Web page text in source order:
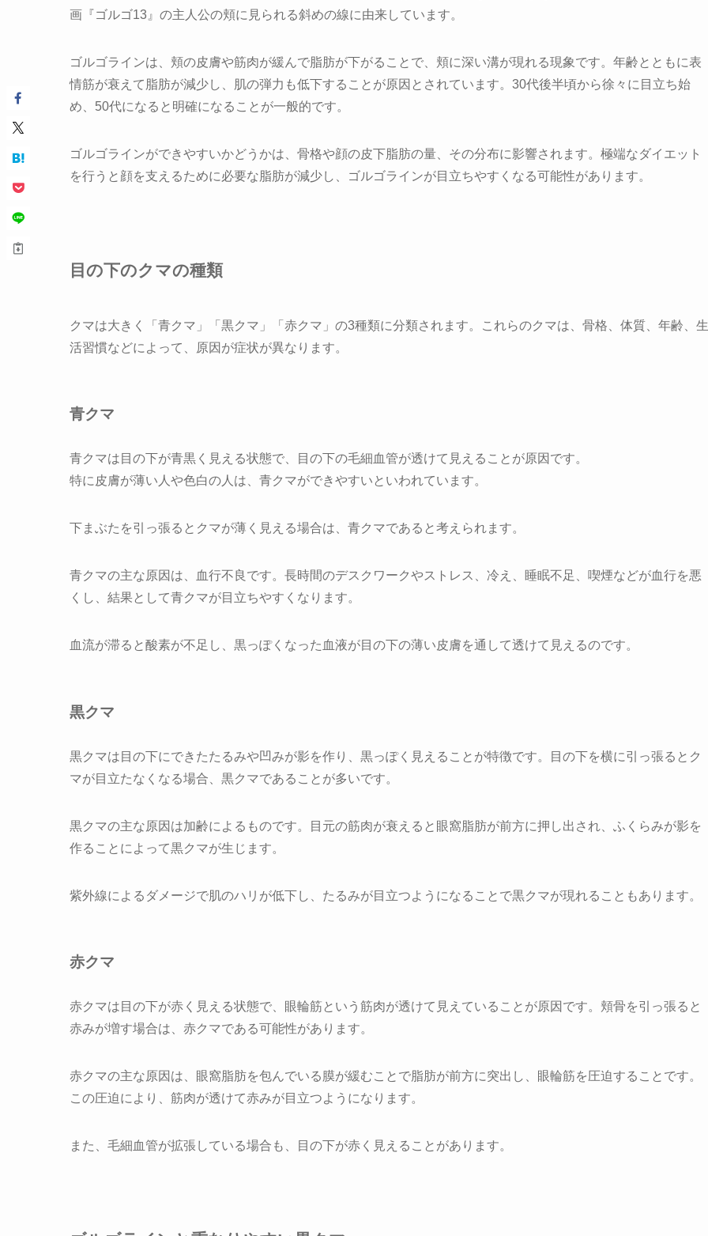
画『ゴルゴ13』の主人公の頬に見られる斜めの線に由来しています。
ゴルゴラインは、頬の皮膚や筋肉が緩んで脂肪が下がることで、頬に深い溝が現れる現象です。年齢とともに表
情筋が衰えて脂肪が減少し、肌の弾力も低下することが原因とされています。30代後半頃から徐々に目立ち始
め、50代になると明確になることが一般的です。
ゴルゴラインができやすいかどうかは、骨格や顔の皮下脂肪の量、その分布に影響されます。極端なダイエット
を行うと顔を支えるために必要な脂肪が減少し、ゴルゴラインが目立ちやすくなる可能性があります。
目の下のクマの種類
クマは大きく「青クマ」「黒クマ」「赤クマ」の3種類に分類されます。これらのクマは、骨格、体質、年齢、生
活習慣などによって、原因が症状が異なります。
青クマ
青クマは目の下が青黒く見える状態で、目の下の毛細血管が透けて見えることが原因です。
特に皮膚が薄い人や色白の人は、青クマができやすいといわれています。
下まぶたを引っ張るとクマが薄く見える場合は、青クマであると考えられます。
青クマの主な原因は、血行不良です。長時間のデスクワークやストレス、冷え、睡眠不足、喫煙などが血行を悪
くし、結果として青クマが目立ちやすくなります。
血流が滞ると酸素が不足し、黒っぽくなった血液が目の下の薄い皮膚を通して透けて見えるのです。
黒クマ
黒クマは目の下にできたたるみや凹みが影を作り、黒っぽく見えることが特徴です。目の下を横に引っ張るとク
マが目立たなくなる場合、黒クマであることが多いです。
黒クマの主な原因は加齢によるものです。目元の筋肉が衰えると眼窩脂肪が前方に押し出され、ふくらみが影を
作ることによって黒クマが生じます。
紫外線によるダメージで肌のハリが低下し、たるみが目立つようになることで黒クマが現れることもあります。
赤クマ
赤クマは目の下が赤く見える状態で、眼輪筋という筋肉が透けて見えていることが原因です。頬骨を引っ張ると
赤みが増す場合は、赤クマである可能性があります。
赤クマの主な原因は、眼窩脂肪を包んでいる膜が緩むことで脂肪が前方に突出し、眼輪筋を圧迫することです。
この圧迫により、筋肉が透けて赤みが目立つようになります。
また、毛細血管が拡張している場合も、目の下が赤く見えることがあります。